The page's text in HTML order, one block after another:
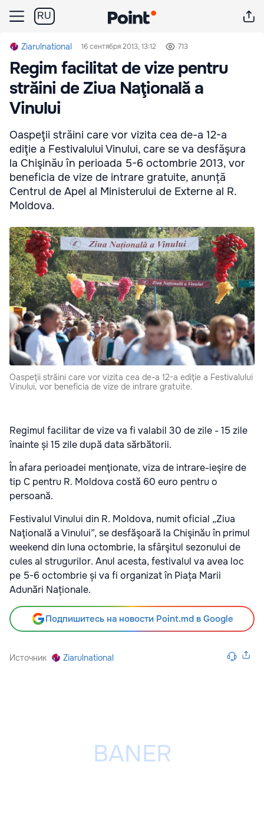
RU
Ziarulnational 16 сентября 2013, 13:12 713
Regim facilitat de vize pentru
străini de Ziua Naţională a
Vinului
Oaspeţii străini care vor vizita cea de-a 12-a
ediţie a Festivalului Vinului, care se va desfăşura
la Chişinău în perioada 5-6 octombrie 2013, vor
beneficia de vize de intrare gratuite, anunță
Centrul de Apel al Ministerului de Externe al R.
Moldova.
Oaspeţii străini care vor vizita cea de-a 12-a ediţie a Festivalului
Vinului, vor beneficia de vize de intrare gratuite.
Regimul facilitar de vize va fi valabil 30 de zile - 15 zile
înainte și 15 zile după data sărbătorii.
În afara perioadei menţionate, viza de intrare-ieşire de
tip C pentru R. Moldova costă 60 euro pentru o
persoană.
Festivalul Vinului din R. Moldova, numit oficial „Ziua
Naţională a Vinului”, se desfăşoară la Chişinău în primul
weekend din luna octombrie, la sfârşitul sezonului de
cules al strugurilor. Anul acesta, festivalul va avea loc
pe 5-6 octombrie și va fi organizat în Piața Marii
Adunări Naționale.
Подпишитесь на новости Point.md в Google
Источник Ziarulnational